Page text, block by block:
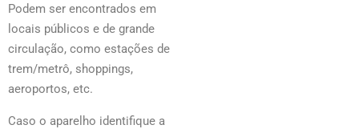
Podem ser encontrados em
locais públicos e de grande
circulação, como estações de
trem/metrô, shoppings,
aeroportos, etc.
Caso o aparelho identifique a